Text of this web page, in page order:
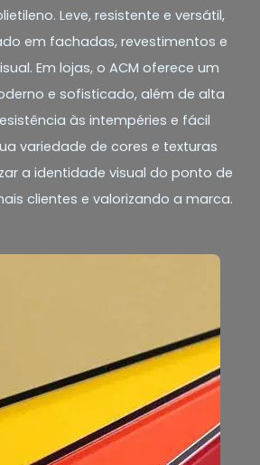
Leve, resistente e versátil,
em fachadas, revestimentos e
Em lojas, o ACM oferece um
e sofisticado, além de alta
às intempéries e fácil
variedade de cores e texturas
a identidade visual do ponto de
clientes e valorizando a marca.